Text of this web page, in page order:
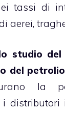
tassi di
aerei,
studio del
del petrolio
la
i